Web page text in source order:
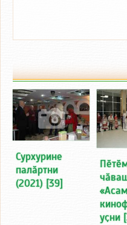
Сурхурине
палӑртни
(2021) [39]
уҫни